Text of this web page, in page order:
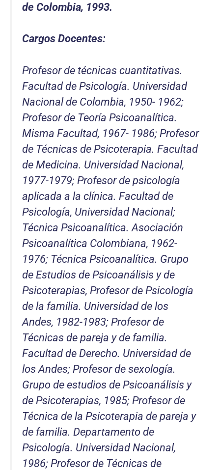
de Colombia, 1993.
Cargos Docentes:
Profesor de técnicas cuantitativas.
Facultad de Psicología. Universidad
Nacional de Colombia, 1950- 1962;
Profesor de Teoría Psicoanalítica.
Misma Facultad, 1967- 1986; Profesor
de Técnicas de Psicoterapia. Facultad
de Medicina. Universidad Nacional,
1977-1979; Profesor de psicología
aplicada a la clínica. Facultad de
Psicología, Universidad Nacional;
Técnica Psicoanalítica. Asociación
Psicoanalítica Colombiana, 1962-
1976; Técnica Psicoanalítica. Grupo
de Estudios de Psicoanálisis y de
Psicoterapias, Profesor de Psicología
de la familia. Universidad de los
Andes, 1982-1983; Profesor de
Técnicas de pareja y de familia.
Facultad de Derecho. Universidad de
los Andes; Profesor de sexología.
Grupo de estudios de Psicoanálisis y
de Psicoterapias, 1985; Profesor de
Técnica de la Psicoterapia de pareja y
de familia. Departamento de
Psicología. Universidad Nacional,
1986; Profesor de Técnicas de